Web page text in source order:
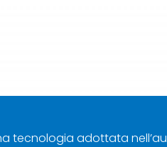
tecnologia adottata